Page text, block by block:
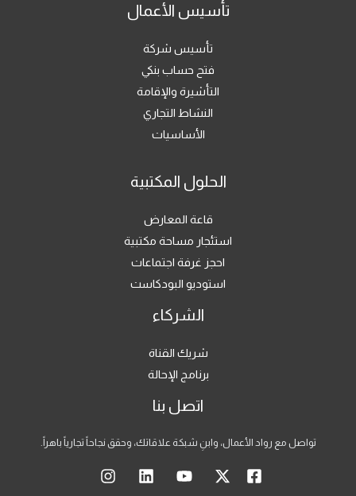
تأسيس الأعمال
تأسيس شركة
فتح حساب بنكي
التأشيرة والإقامة
النشاط التجاري
الأساسيات
الحلول المكتبية
قاعة المعارض
استئجار مساحة مكتبية
احجز غرفة اجتماعات
استوديو البودكاست
الشركاء
شريك القناة
برنامج الإحالة
اتصل بنا
تواصل مع رواد الأعمال، وابنِ شبكة علاقاتك، وحقق نجاحاً تجارياً باهراً.